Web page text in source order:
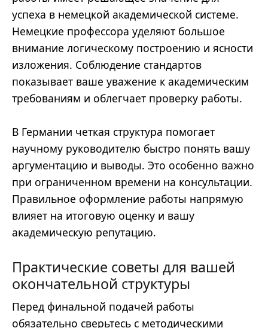
успеха в немецкой академической системе.
Немецкие профессора уделяют большое
внимание логическому построению и ясности
изложения. Соблюдение стандартов
показывает ваше уважение к академическим
требованиям и облегчает проверку работы.
В Германии четкая структура помогает
научному руководителю быстро понять вашу
аргументацию и выводы. Это особенно важно
при ограниченном времени на консультации.
Правильное оформление работы напрямую
влияет на итоговую оценку и вашу
академическую репутацию.
Практические советы для вашей
окончательной структуры
Перед финальной подачей работы
обязательно сверьтесь с методическими